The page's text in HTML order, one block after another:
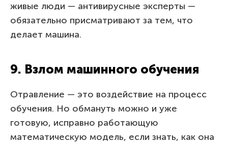
живые люди — антивирусные эксперты —
обязательно присматривают за тем, что
делает машина.
9. Взлом машинного обучения
Отравление — это воздействие на процесс
обучения. Но обмануть можно и уже
готовую, исправно работающую
математическую модель, если знать, как она